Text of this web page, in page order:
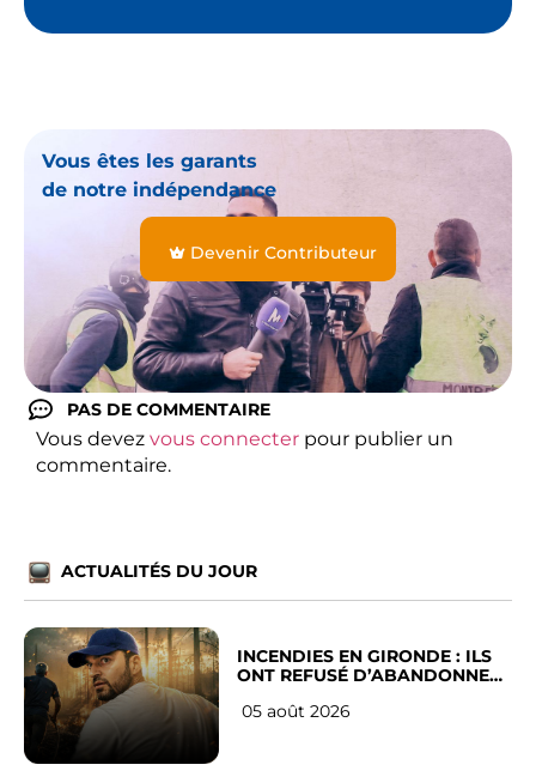
Vous êtes les garants
de notre indépendance
Devenir Contributeur
PAS DE COMMENTAIRE
Vous devez vous connecter pour publier un
commentaire.
ACTUALITÉS DU JOUR
INCENDIES EN GIRONDE : ILS
ONT REFUSÉ D’ABANDONNER
05 août 2026